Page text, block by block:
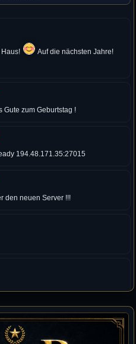
Haus! Auf die nächsten Jahre!
Gute zum Geburtstag !
194.48.171.35:27015
den neuen Server !!!